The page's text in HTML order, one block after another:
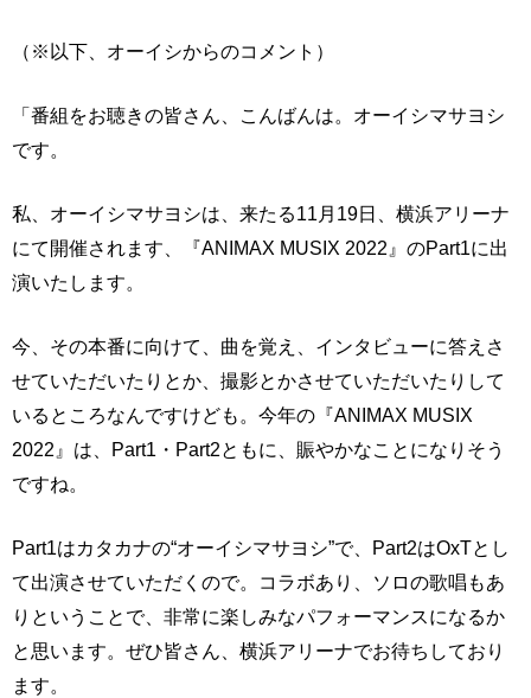
（※以下、オーイシからのコメント）
「番組をお聴きの皆さん、こんばんは。オーイシマサヨシ
です。
私、オーイシマサヨシは、来たる11月19日、横浜アリーナ
にて開催されます、『ANIMAX MUSIX 2022』のPart1に出
演いたします。
今、その本番に向けて、曲を覚え、インタビューに答えさ
せていただいたりとか、撮影とかさせていただいたりして
いるところなんですけども。今年の『ANIMAX MUSIX
2022』は、Part1・Part2ともに、賑やかなことになりそう
ですね。
Part1はカタカナの“オーイシマサヨシ”で、Part2はOxTとし
て出演させていただくので。コラボあり、ソロの歌唱もあ
りということで、非常に楽しみなパフォーマンスになるか
と思います。ぜひ皆さん、横浜アリーナでお待ちしており
ます。